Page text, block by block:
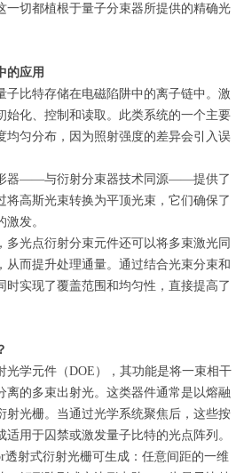
切都植根于量子分束器所提供的精确光
的应用
子比特存储在电磁陷阱中的离子链中。激
始化、控制和读取。此类系统的一个主要
均匀分布，因为照射强度的差异会引入误
器——与衍射分束器技术同源——提供了
将高斯光束转换为平顶光束，它们确保了
发。
多光点衍射分束元件还可以将多束激光同
从而提升处理通量。通过结合光束分束和
时实现了覆盖范围和均匀性，直接提高了
光学元件（DOE ），其功能是将一束相干
离的多束出射光。这类器件通常是以熔融
射光栅。当通过光学系统聚焦后，这些按
用于囚禁或激发量子比特的光点阵列。
透射式衍射光栅可生成：任意间距的一维